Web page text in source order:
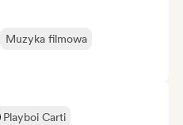
Muzyka filmowa
Playboi Carti